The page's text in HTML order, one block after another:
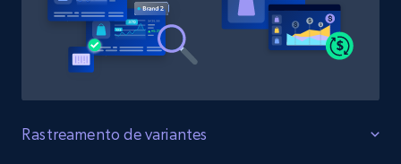
Rating, Reviews count, Initial price, Discount,
and more.
Rastreamento de variantes